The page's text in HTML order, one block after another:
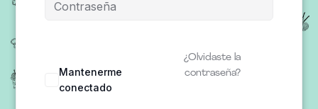
Mantenerme
conectado
¿Olvidaste la
contraseña?